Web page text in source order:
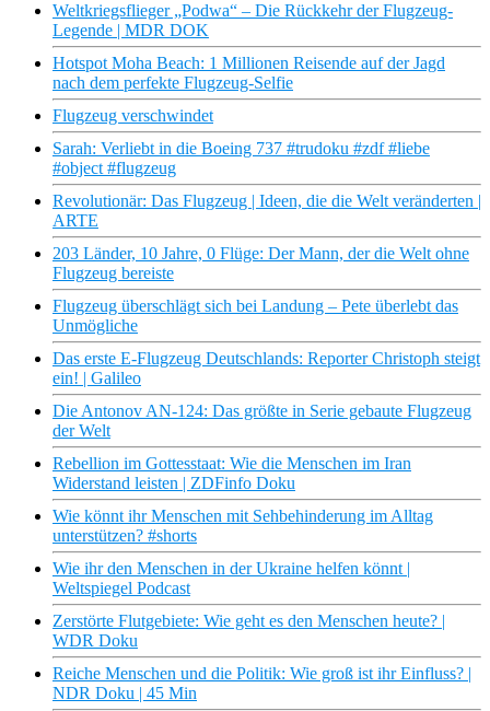
Weltkriegsflieger „Podwa“ – Die Rückkehr der Flugzeug-
Legende | MDR DOK
Hotspot Moha Beach: 1 Millionen Reisende auf der Jagd
nach dem perfekte Flugzeug-Selfie
Flugzeug verschwindet
Sarah: Verliebt in die Boeing 737 #trudoku #zdf #liebe
#object #flugzeug
Revolutionär: Das Flugzeug | Ideen, die die Welt veränderten |
ARTE
203 Länder, 10 Jahre, 0 Flüge: Der Mann, der die Welt ohne
Flugzeug bereiste
Flugzeug überschlägt sich bei Landung – Pete überlebt das
Unmögliche
Das erste E-Flugzeug Deutschlands: Reporter Christoph steigt
ein! | Galileo
Die Antonov AN-124: Das größte in Serie gebaute Flugzeug
der Welt
Rebellion im Gottesstaat: Wie die Menschen im Iran
Widerstand leisten | ZDFinfo Doku
Wie könnt ihr Menschen mit Sehbehinderung im Alltag
unterstützen? #shorts
Wie ihr den Menschen in der Ukraine helfen könnt |
Weltspiegel Podcast
Zerstörte Flutgebiete: Wie geht es den Menschen heute? |
WDR Doku
Reiche Menschen und die Politik: Wie groß ist ihr Einfluss? |
NDR Doku | 45 Min